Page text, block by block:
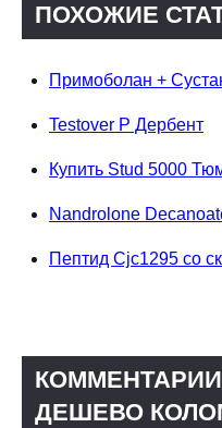
ПОХОЖИЕ
Примоболан +
Testover P Дербент
Купить Stud 5000
Nandrolone
Пептид Cjc1295 со
КОММЕНТАРИИ
ДЕШЕВО